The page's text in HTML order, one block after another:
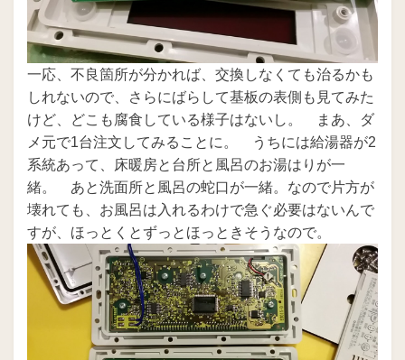
一応、不良箇所が分かれば、交換しなくても治るかも
しれないので、さらにばらして基板の表側も見てみた
けど、どこも腐食している様子はないし。 まあ、ダ
メ元で1台注文してみることに。 うちには給湯器が2
系統あって、床暖房と台所と風呂のお湯はりが一
緒。 あと洗面所と風呂の蛇口が一緒。なので片方が
壊れても、お風呂は入れるわけで急ぐ必要はないんで
すが、ほっとくとずっとほっときそうなので。